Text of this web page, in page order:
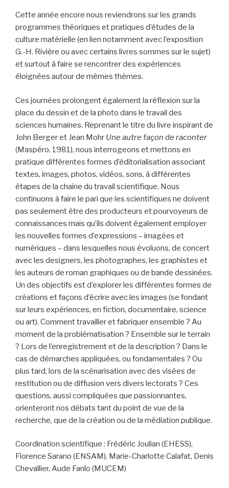
Cette année encore nous reviendrons sur les grands
programmes théoriques et pratiques d’études de la
culture matérielle (en lien notamment avec l’exposition
G.-H. Rivière ou avec certains livres sommes sur le sujet)
et surtout à faire se rencontrer des expériences
éloignées autour de mêmes thèmes.
Ces journées prolongent également la réflexion sur la
place du dessin et de la photo dans le travail des
sciences humaines. Reprenant le titre du livre inspirant de
John Berger et Jean Mohr Une autre façon de raconter
(Maspéro, 1981), nous interrogeons et mettons en
pratique différentes formes d’éditorialisation associant
textes, images, photos, vidéos, sons, à différentes
étapes de la chaîne du travail scientifique. Nous
continuons à faire le pari que les scientifiques ne doivent
pas seulement être des producteurs et pourvoyeurs de
connaissances mais qu’ils doivent également employer
les nouvelles formes d’expressions – imagées et
numériques – dans lesquelles nous évoluons, de concert
avec les designers, les photographes, les graphistes et
les auteurs de roman graphiques ou de bande dessinées.
Un des objectifs est d’explorer les différentes formes de
créations et façons d’écrire avec les images (se fondant
sur leurs expériences, en fiction, documentaire, science
ou art). Comment travailler et fabriquer ensemble ? Au
moment de la problématisation ? Ensemble sur le terrain
? Lors de l’enregistrement et de la description ? Dans le
cas de démarches appliquées, ou fondamentales ? Ou
plus tard, lors de la scénarisation avec des visées de
restitution ou de diffusion vers divers lectorats ? Ces
questions, aussi compliquées que passionnantes,
orienteront nos débats tant du point de vue de la
recherche, que de la création ou de la médiation publique.
Coordination scientifique : Frédéric Joulian (EHESS),
Florence Sarano (ENSAM), Marie-Charlotte Calafat, Denis
Chevallier, Aude Fanlo (MUCEM)